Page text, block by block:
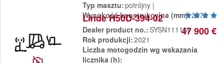
Typ masztu potrójny
Wysokość konstrukcyjna (mm) 2576
47 900 €
Linde H50D-394-02
Dealer product no. SYSN111159
Rok produkcji 2021
Liczba motogodzin wg wskazania
licznika (h)